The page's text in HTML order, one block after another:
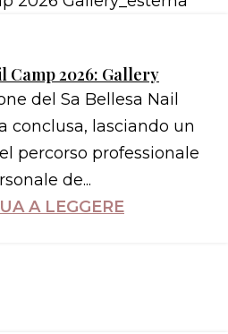
Camp 2026: Gallery
del Sa Bellesa Nail
conclusa, lasciando un
percorso professionale
de...
A LEGGERE